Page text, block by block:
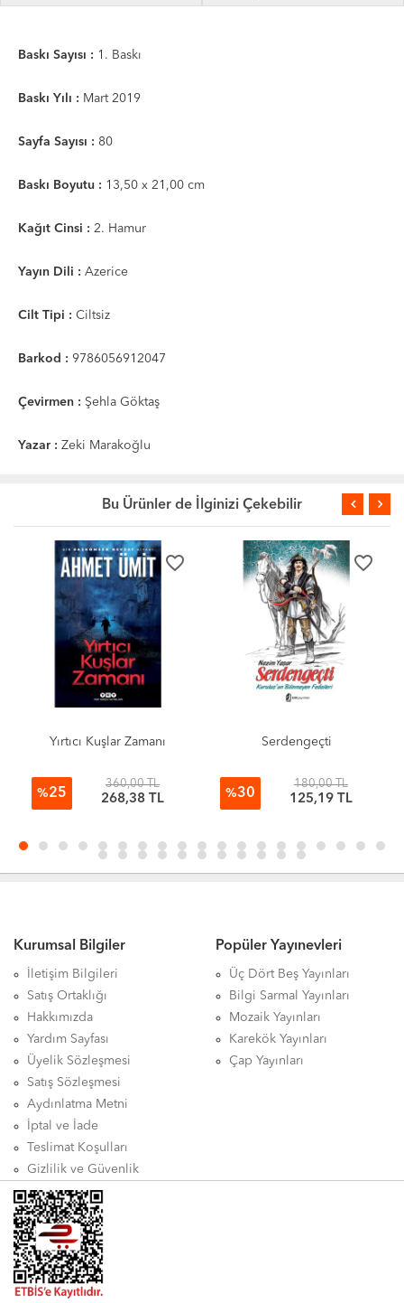
Baskı Sayısı : 1. Baskı
Baskı Yılı : Mart 2019
Sayfa Sayısı : 80
Baskı Boyutu : 13,50 x 21,00 cm
Kağıt Cinsi : 2. Hamur
Yayın Dili : Azerice
Cilt Tipi : Ciltsiz
Barkod : 9786056912047
Çevirmen : Şehla Göktaş
Yazar : Zeki Marakoğlu
Bu Ürünler de İlginizi Çekebilir
favorite_border
Yırtıcı Kuşlar Zamanı
%25
360,00 TL
268,38 TL
favorite_border
Serdengeçti
%30
180,00 TL
125,19 TL
Kurumsal Bilgiler
İletişim Bilgileri
Satış Ortaklığı
Hakkımızda
Yardım Sayfası
Üyelik Sözleşmesi
Satış Sözleşmesi
Aydınlatma Metni
İptal ve İade
Teslimat Koşulları
Gizlilik ve Güvenlik
Popüler Yayınevleri
Üç Dört Beş Yayınları
Bilgi Sarmal Yayınları
Mozaik Yayınları
Karekök Yayınları
Çap Yayınları